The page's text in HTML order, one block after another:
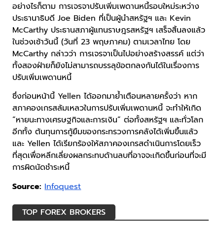
อย่างไรก็ตาม การเจรจาปรับเพิ่มเพดานหนี้รอบใหม่ระหว่าง
ประธานาธิบดี Joe Biden ที่เป็นผู้นำสหรัฐฯ และ Kevin
McCarthy ประธานสภาผู้แทนราษฎรสหรัฐฯ เสร็จสิ้นลงแล้ว
ในช่วงเช้าวันนี้ (วันที่ 23 พฤษภาคม) ตามเวลาไทย โดย
McCarthy กล่าวว่า การเจรจาเป็นไปอย่างสร้างสรรค์ แต่ว่า
ทั้งสองฝ่ายก็ยังไม่สามารถบรรลุข้อตกลงกันได้ในเรื่องการ
ปรับเพิ่มเพดานหนี้
ซึ่งก่อนหน้านี้ Yellen ได้ออกมาย้ำเตือนหลายครั้งว่า หาก
สภาคองเกรสล้มเหลวในการปรับเพิ่มเพดานหนี้ จะทำให้เกิด
“หายนะทางเศรษฐกิจและการเงิน” ต่อทั้งสหรัฐฯ และทั่วโลก
อีกทั้ง ต้นทุนการกู้ยืมของกระทรวงการคลังได้เพิ่มขึ้นแล้ว
และ Yellen ได้เรียกร้องให้สภาคองเกรสดำเนินการโดยเร็ว
ที่สุดเพื่อหลีกเลี่ยงผลกระทบด้านลบที่อาจจะเกิดขึ้นก่อนที่จะมี
การผิดนัดชำระหนี้
Source: Infoquest
TOP FOREX BROKERS